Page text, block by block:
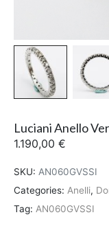
Luciani Anello
1.190,00 €
SKU: AN060GVSSI
Categories: Anelli,
Tag: AN060GVSSI